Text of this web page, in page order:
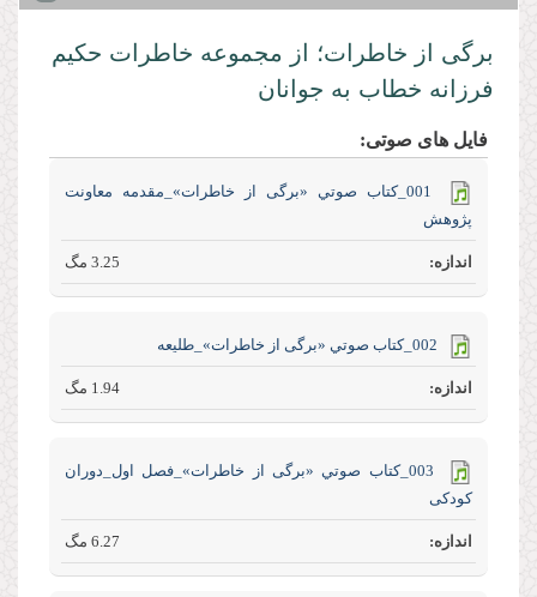
برگی از خاطرات؛ از مجموعه خاطرات حکیم
فرزانه خطاب به جوانان
فایل های صوتی:
001_كتاب صوتي «برگی از خاطرات»_مقدمه معاونت
پژوهش
3.25 مگ
002_كتاب صوتي «برگی از خاطرات»_طلیعه
1.94 مگ
003_كتاب صوتي «برگی از خاطرات»_فصل اول_دوران
کودکی
6.27 مگ